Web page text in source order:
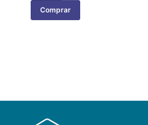
Comprar